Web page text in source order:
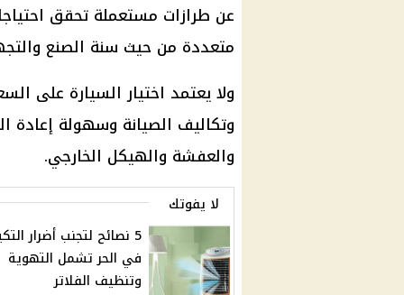
عن طرازات مستعملة تحقق
متعددة من حيث سنة الصنع
ولا يعتمد اختيار السيارة على
وتكاليف الصيانة وسهولة إعادة
والعفشة والهيكل الخارجي.
لا يفوتك
5 نصائح لتجنب أضرار
في الحر تشمل التهوية
وتنظيف الفلاتر